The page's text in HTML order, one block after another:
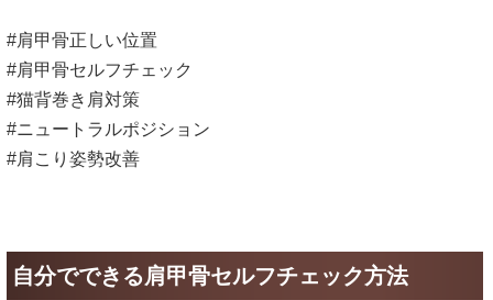
#肩甲骨正しい位置
#肩甲骨セルフチェック
#猫背巻き肩対策
#ニュートラルポジション
#肩こり姿勢改善
自分でできる肩甲骨セルフチェック方法